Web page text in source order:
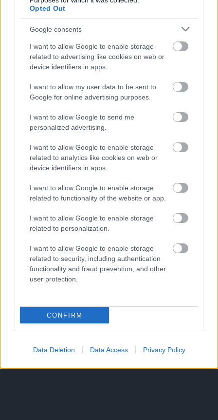
Opted Out
Google consents
I want to allow Google to enable storage
related to advertising like cookies on web or
device identifiers in apps.
I want to allow my user data to be sent to
Google for online advertising purposes.
I want to allow Google to send me
personalized advertising.
I want to allow Google to enable storage
related to analytics like cookies on web or
device identifiers in apps.
I want to allow Google to enable storage
related to functionality of the website or app.
I want to allow Google to enable storage
related to personalization.
I want to allow Google to enable storage
related to security, including authentication
functionality and fraud prevention, and other
user protection.
CONFIRM
Data Deletion Data Access Privacy Policy